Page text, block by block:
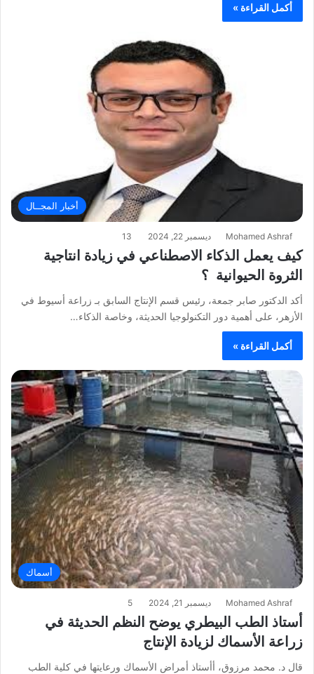
أكمل القراءة »
أخبار المجــال
Mohamed Ashraf ديسمبر 22, 2024 13
كيف يعمل الذكاء الاصطناعي في زيادة انتاجية
الثروة الحيوانية ؟
أكد الدكتور صابر جمعة، رئيس قسم الإنتاج السابق بـ زراعة أسيوط في
الأزهر، على أهمية دور التكنولوجيا الحديثة، وخاصة الذكاء…
أكمل القراءة »
أسماك
Mohamed Ashraf ديسمبر 21, 2024 5
أستاذ الطب البيطري يوضح النظم الحديثة في
زراعة الأسماك لزيادة الإنتاج
قال د. محمد مرزوق، أأستاذ أمراض الأسماك ورعايتها في كلية الطب